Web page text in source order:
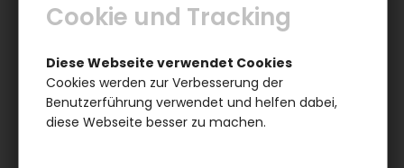
Modultrageschiene Flachdach silber
4x4cm Aluminium 2,45m 5801400H
abholbereit
Cookie und Tracking
Diese Webseite verwendet Cookies
Cookies werden zur Verbesserung der
Benutzerführung verwendet und helfen dabei,
diese Webseite besser zu machen.